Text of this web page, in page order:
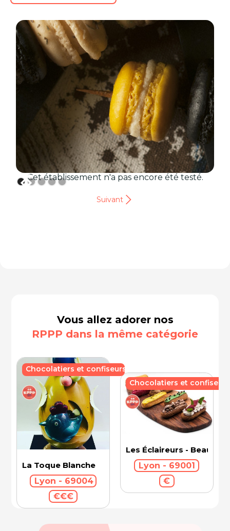
Cet établissement n'a pas encore été testé.
Suivant
Vous allez adorer nos
RPPP dans la même catégorie
La Toque Blanche
Lyon - 69004
€€€
Chocolatiers et confiseurs
Les Éclaireurs - Beaux-
Lyon - 69001
€
Chocolatiers et confiseurs